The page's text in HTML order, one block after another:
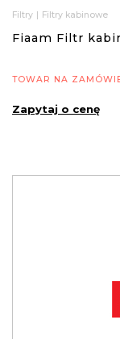
Filtry Filtry kabinowe
Fiaam Filtr
TOWAR NA
Zapytaj o cenę